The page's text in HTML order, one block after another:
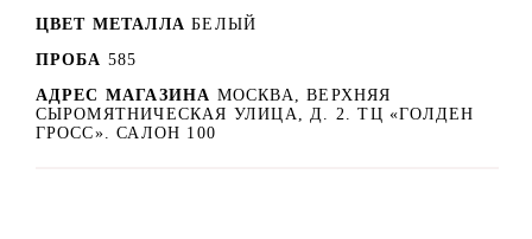
ЦВЕТ МЕТАЛЛА БЕЛЫЙ
ПРОБА 585
АДРЕС МАГАЗИНА МОСКВА, ВЕРХНЯЯ
СЫРОМЯТНИЧЕСКАЯ УЛИЦА, Д. 2. ТЦ «ГОЛДЕН
ГРОСС». САЛОН 100